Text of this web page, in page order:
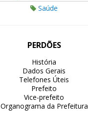
Saúde
PERDÕES
História
Dados Gerais
Telefones Úteis
Prefeito
Vice-prefeito
Organograma da Prefeitura